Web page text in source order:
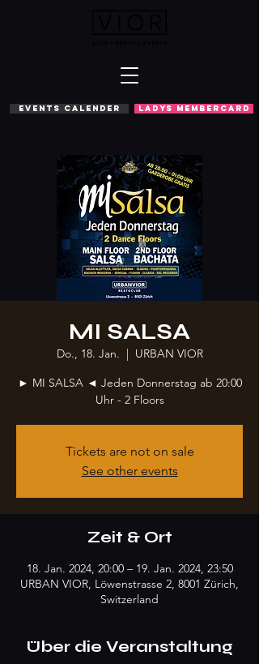
EVENTS CALENDER LADYS MEMBERCARD
MI SALSA
Do., 18. Jan.
  |
URBAN VIOR
► MI SALSA ◄ Jeden Donnerstag ab 20:00
Uhr - 2 Floors
Tickets are not on sale
See other events
Zeit & Ort
18. Jan. 2024, 20:00 – 19. Jan. 2024, 23:50
URBAN VIOR, Löwenstrasse 2, 8001 Zürich,
Switzerland
Über die Veranstaltung